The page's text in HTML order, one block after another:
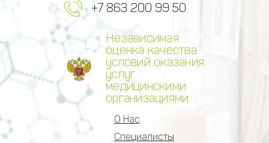
+7 863 200 99 50
Независимая
оценка качества
условий оказания
услуг
медицинскими
организациями
О Нас
Специалисты